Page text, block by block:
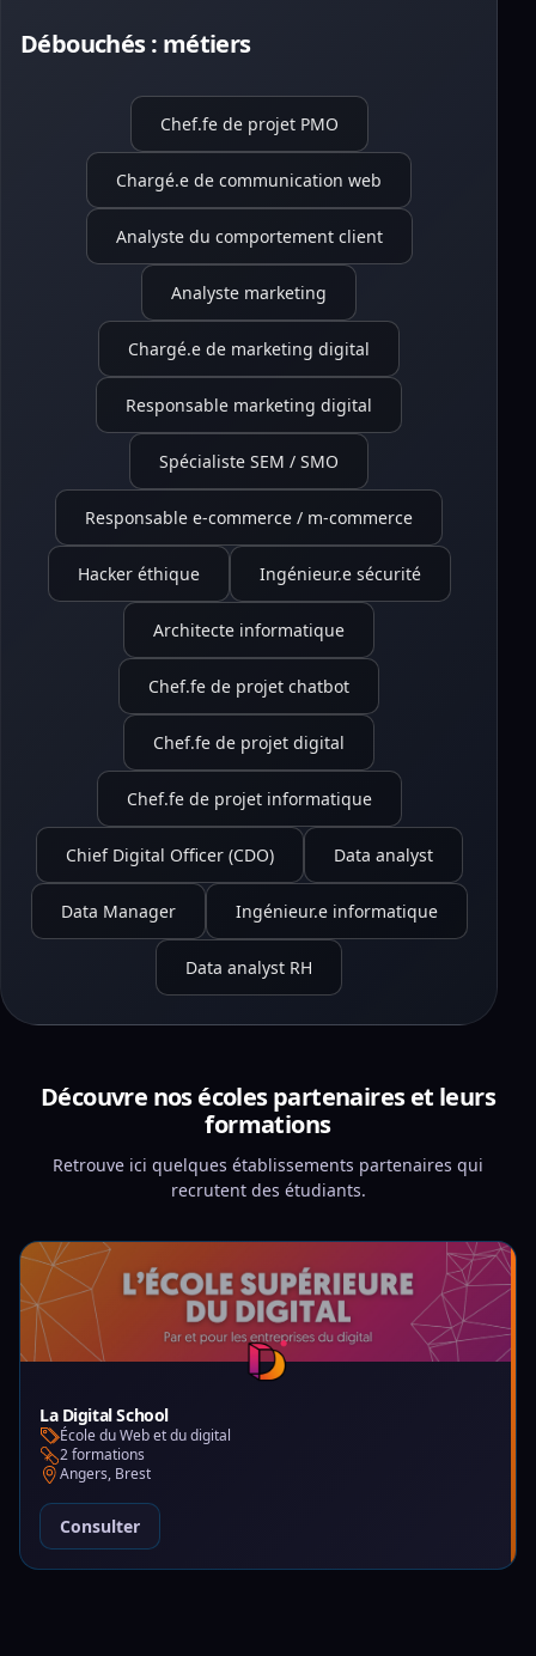
Débouchés : métiers
Chef.fe de projet PMO
Chargé.e de communication web
Analyste du comportement client
Analyste marketing
Chargé.e de marketing digital
Responsable marketing digital
Spécialiste SEM / SMO
Responsable e-commerce / m-commerce
Hacker éthique Ingénieur.e sécurité
Architecte informatique
Chef.fe de projet chatbot
Chef.fe de projet digital
Chef.fe de projet informatique
Chief Digital Officer (CDO) Data analyst
Data Manager Ingénieur.e informatique
Data analyst RH
Découvre nos écoles partenaires et leurs
formations
Retrouve ici quelques établissements partenaires qui
recrutent des étudiants.
La Digital School
École du Web et du digital
2 formations
Angers, Brest
Consulter